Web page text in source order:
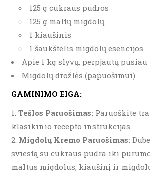
125 g cukraus pudros
125 g maltų migdolų
1 kiaušinis
1 šaukštelis migdolų esencijos
Apie 1 kg slyvų, perpjautų
Migdolų drožlės (papuošimui)
GAMINIMO EIGA:
Tešlos Paruošimas: Paruoškite
klasikinio recepto instrukcijas.
Migdolų Kremo Paruošimas:
sviestą su cukraus pudra iki
maltus migdolus, kiaušinį ir